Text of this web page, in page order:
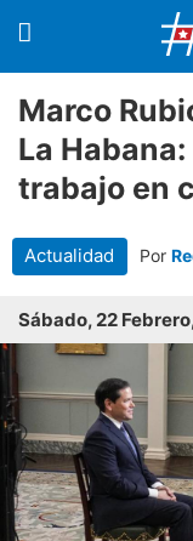
Marco
La
trabajo en
Actualidad Por
Sábado, 22